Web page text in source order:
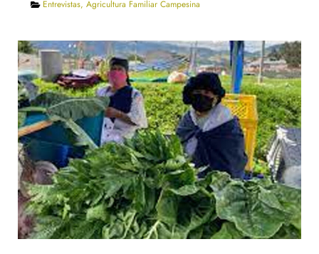
Entrevistas, Agricultura Familiar Campesina